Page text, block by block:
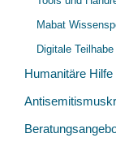
Mabat
Digitale Teilhabe
Humanitäre Hilfe